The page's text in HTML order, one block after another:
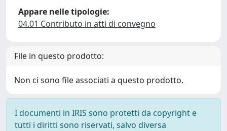
Appare nelle tipologie:
04.01 Contributo in atti di convegno
File in questo prodotto:
Non ci sono file associati a questo prodotto.
I documenti in IRIS sono protetti da copyright e
tutti i diritti sono riservati, salvo diversa